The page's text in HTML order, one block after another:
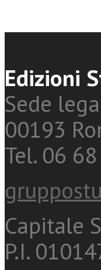
Edizioni
Sede
00193
Tel. 06
Capitale
P.I.